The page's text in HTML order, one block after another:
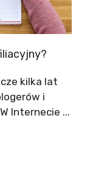
kilka lat
i
Internecie ...